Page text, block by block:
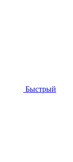
Быстрый